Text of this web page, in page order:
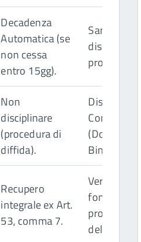
Decadenza
Automatica (se
non cessa
entro 15gg).
Sanzione
disciplinare
Non
disciplinare
(procedura di
diffida).
Disciplinare e
Contabile
(Doppio
Binario).
Recupero
integrale ex Art.
53, comma 7.
Versamento
fondo di
produttività
dell'ente.